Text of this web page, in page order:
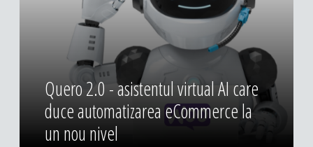
Quero 2.0 - asistentul virtual AI care
duce automatizarea eCommerce la
un nou nivel